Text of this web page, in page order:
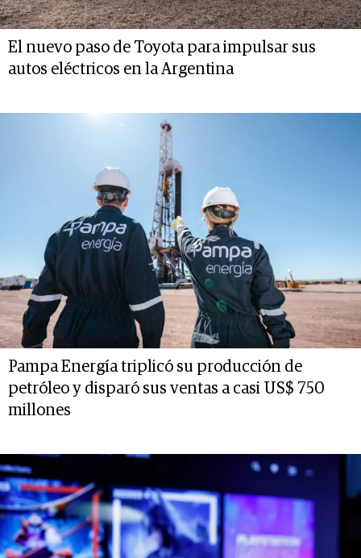
El nuevo paso de Toyota para impulsar sus
autos eléctricos en la Argentina
Pampa Energía triplicó su producción de
petróleo y disparó sus ventas a casi US$ 750
millones